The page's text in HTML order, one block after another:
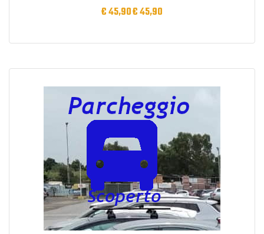
€45,90€45,90